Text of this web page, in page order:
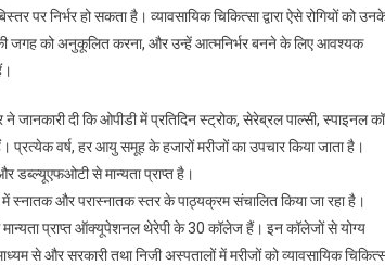
पर निर्भर हो सकता है। व्यावसायिक चिकित्सा ‌द्वारा ऐसे रोगियों को
जगह को अनुकूलित करना, और उन्हें आत्मनिर्भर बनने के लिए आवश्यक
दी कि ओपीडी में प्रतिदिन स्ट्रोक, सेरेब्रल पाल्सी, स्पाइनल
प्रत्येक वर्ष, हर आयु समूह के हजारों मरीजों का उपचार किया जाता है।
डब्ल्यूएफओटी से मान्यता प्राप्त है।
स्नातक और परास्नातक स्तर के पाठ्यक्रम संचालित किया जा रहा है।
प्राप्त ऑक्यूपेशनल थेरेपी के 30 कॉलेज हैं। इन कॉलेजों से योग्य
से और सरकारी तथा निजी अस्पतालों में मरीजों को व्यावसायिक